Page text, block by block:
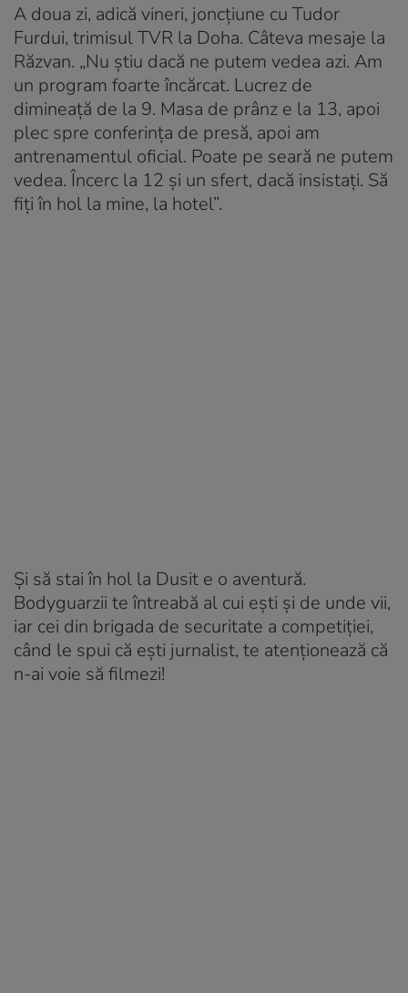
A doua zi, adică vineri, joncțiune cu Tudor
Furdui, trimisul TVR la Doha. Câteva mesaje la
Răzvan. „Nu știu dacă ne putem vedea azi. Am
un program foarte încărcat. Lucrez de
dimineață de la 9. Masa de prânz e la 13, apoi
plec spre conferința de presă, apoi am
antrenamentul oficial. Poate pe seară ne putem
vedea. Încerc la 12 și un sfert, dacă insistați. Să
fiți în hol la mine, la hotel”.
Și să stai în hol la Dusit e o aventură.
Bodyguarzii te întreabă al cui ești și de unde vii,
iar cei din brigada de securitate a competiției,
când le spui că ești jurnalist, te atenționează că
n-ai voie să filmezi!